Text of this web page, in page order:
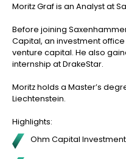
Moritz Graf is an Analyst at
Before joining
Capital, an investment
venture capital. He also
internship at DrakeStar.
Moritz holds a Master’s
Liechtenstein.
Highlights:
Ohm Capital